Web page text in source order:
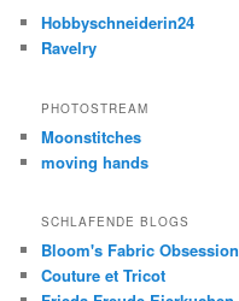
Hobbyschneiderin24
Ravelry
PHOTOSTREAM
Moonstitches
moving hands
SCHLAFENDE BLOGS
Bloom's Fabric Obsession
Couture et Tricot